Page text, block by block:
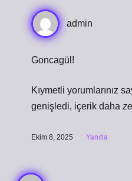
admin
Goncagül!
Kıymetli yorumlarınız
genişledi, içerik daha
Ekim 8, 2025 Yanıtla